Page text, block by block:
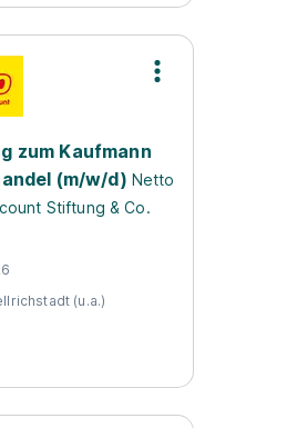
zum Kaufmann
(m/w/d) Netto
Stiftung & Co.
(u.a.)